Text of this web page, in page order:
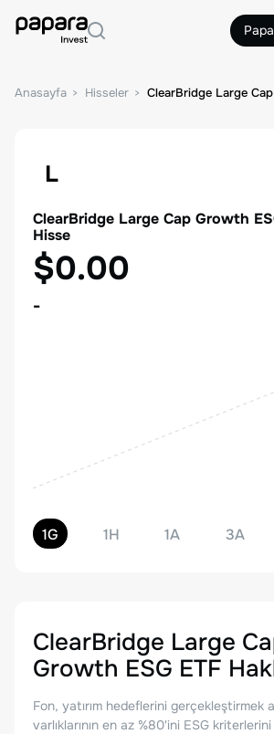
Anasayfa Hisseler ClearBridge Large
L
ClearBridge Large Cap Growth
Hisse
$0.00
-
1G 1H 1A 3A
ClearBridge Large
Growth ESG ETF
Fon, yatırım hedeflerini gerçekleştirmek
varlıklarının en az %80'ini ESG